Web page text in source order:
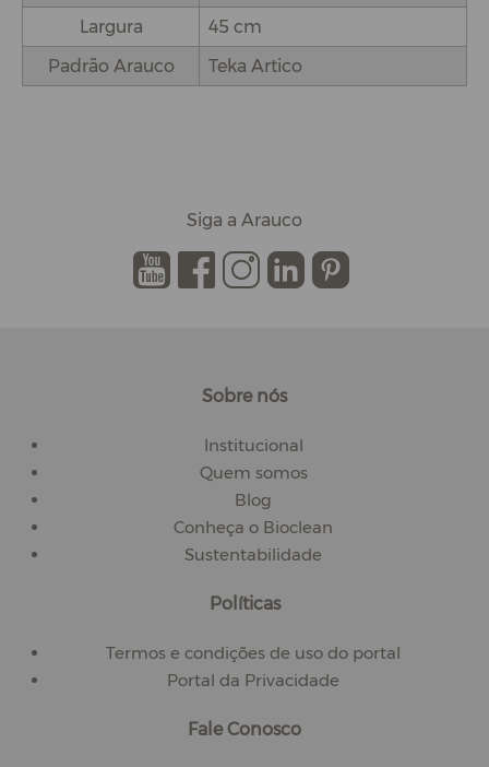
Largura
45 cm
Padrão Arauco
Teka Artico
Siga a Arauco
. . . . .
Sobre nós
Institucional
Quem somos
Blog
Conheça o Bioclean
Sustentabilidade
Políticas
Termos e condições de uso do portal
Portal da Privacidade
Fale Conosco